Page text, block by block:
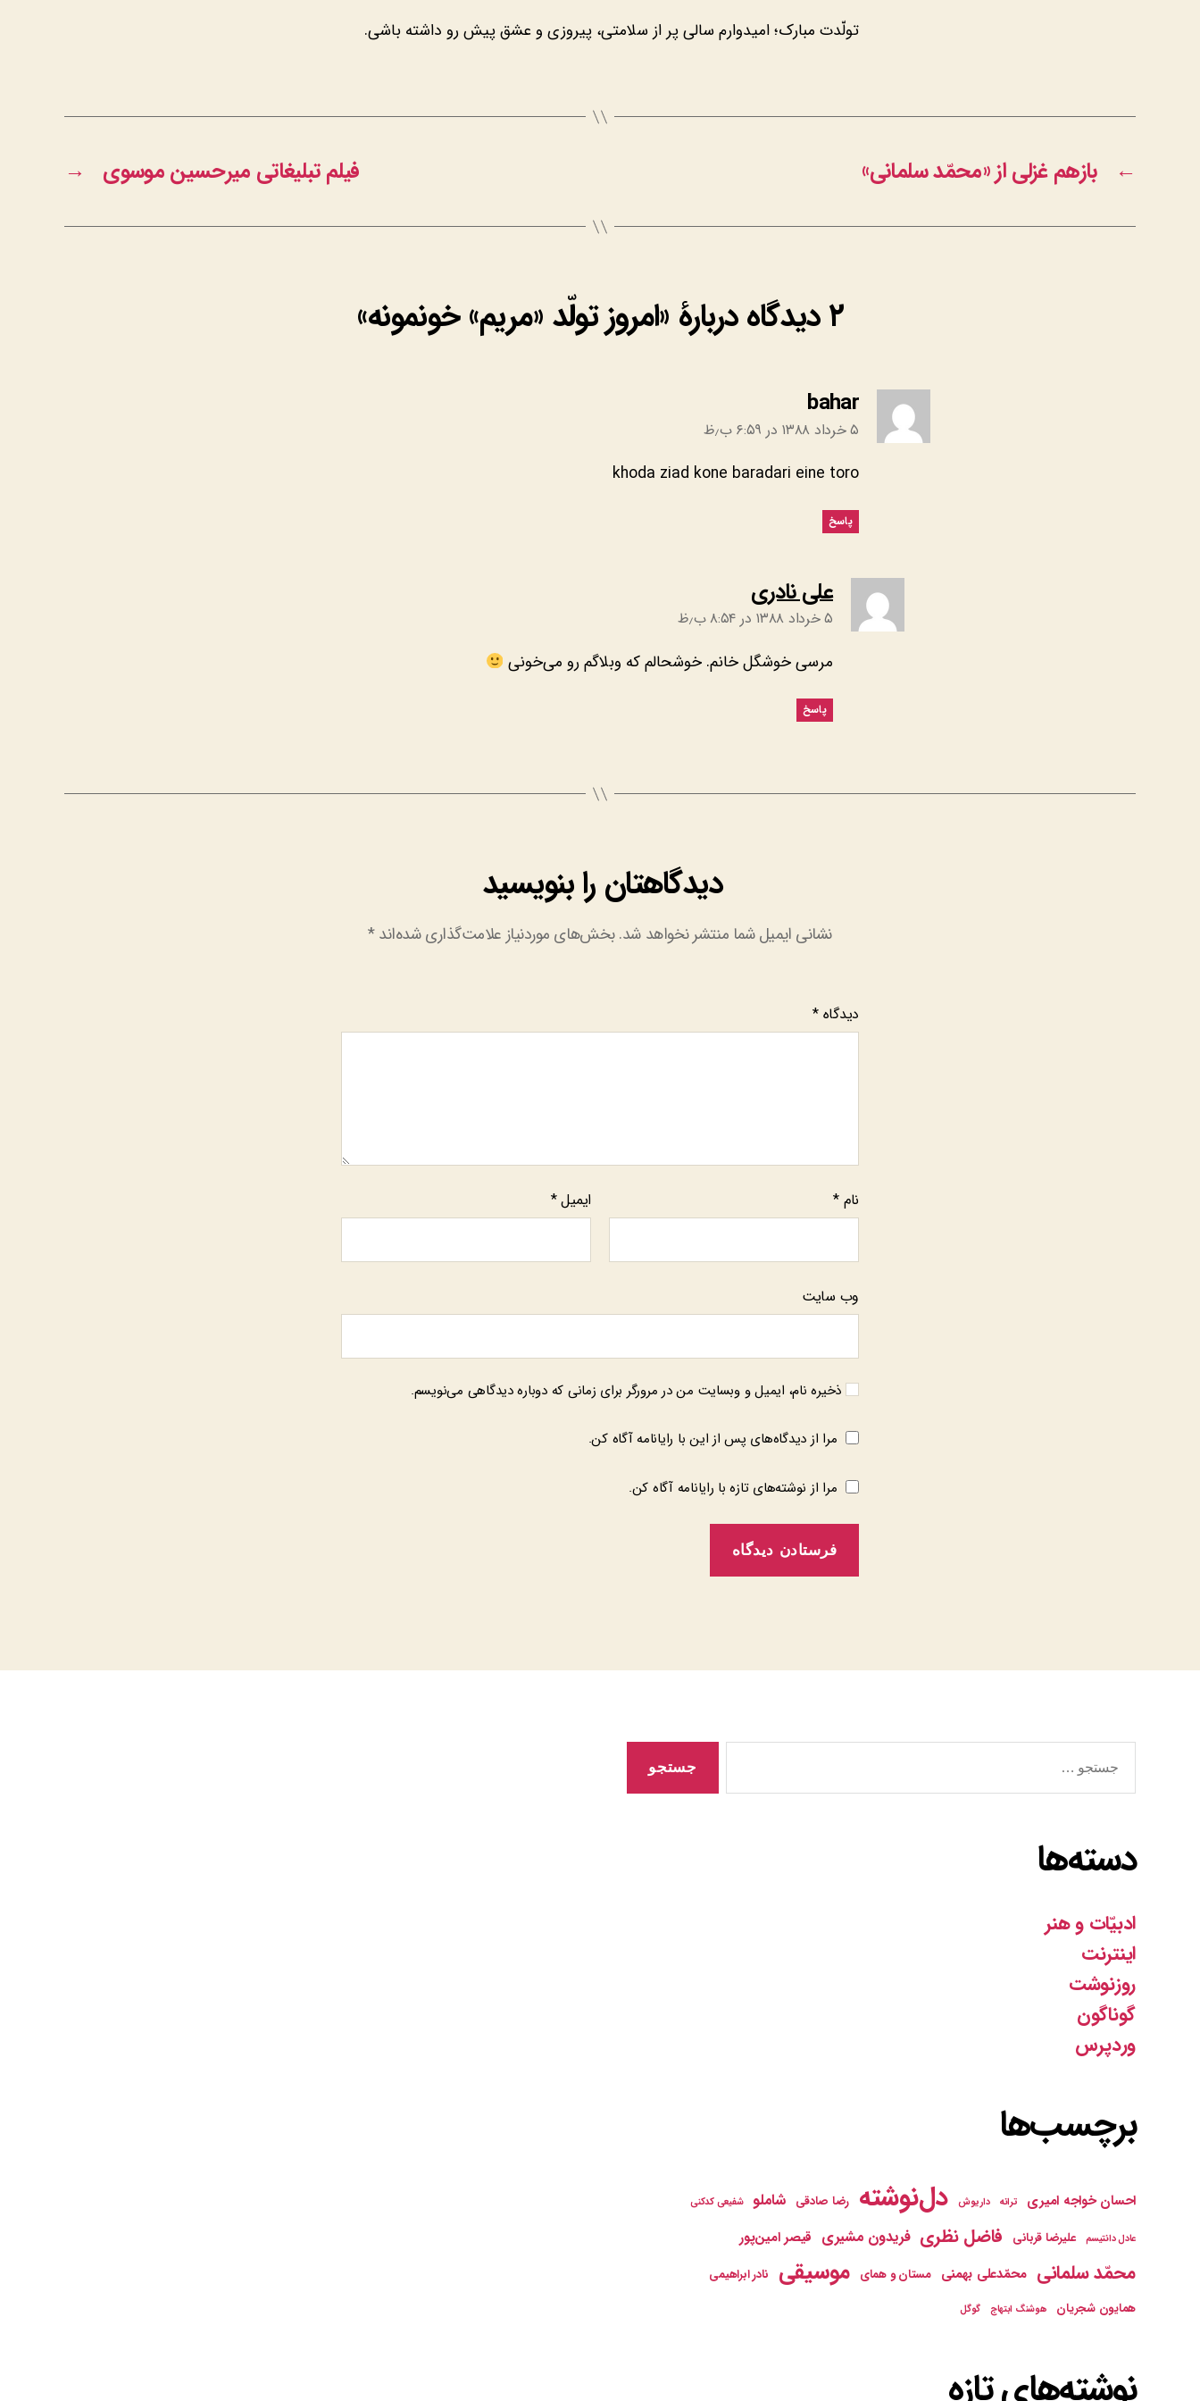
تولّدت مبارک؛ امیدوارم سالی پر از سلامتی، پیروزی و عشق پیش رو داشته باشی.
← بازهم غزلی از «محمّد سلمانی» → فیلم تبلیغاتی میرحسین موسوی
۲ دیدگاه دربارهٔ «امروز تولّد «مریم» خونمونه»
bahar
:
۵ خرداد ۱۳۸۸ در ۶:۵۹ ب٫ظ
khoda ziad kone baradari eine toro
پاسخ
علی نادری
۵ خرداد ۱۳۸۸ در ۸:۵۴ ب٫ظ
مرسی خوشگل خانم. خوشحالم که وبلاگم رو می‌خونی
پاسخ
دیدگاهتان را بنویسید
نشانی ایمیل شما منتشر نخواهد شد.بخش‌های موردنیاز علامت‌گذاری شده‌اند*
دیدگاه*
نام * ایمیل*
وب‌ سایت
ذخیره نام، ایمیل و وبسایت من در مرورگر برای زمانی که دوباره دیدگاهی می‌نویسم.
مرا از دیدگاه‌های پس از این با رایانامه آگاه کن.
مرا از نوشته‌های تازه با رایانامه آگاه کن.
دسته‌ها
ادبیّات و هنر
اینترنت
روزنوشت
گوناگون
وردپرس
برچسب‌ها
احسان خواجه امیری ترانه داریوش دل‌نوشته رضا صادقی شاملو شفیعی کدکنی
عادل دانتیسم علیرضا قربانی فاضل نظری فریدون مشیری قیصر امین‌پور
محمّد سلمانی محمّدعلی بهمنی مستان و همای موسیقی
نادر ابراهیمی
همایون شجریان
هوشنگ ابتهاج گوگل